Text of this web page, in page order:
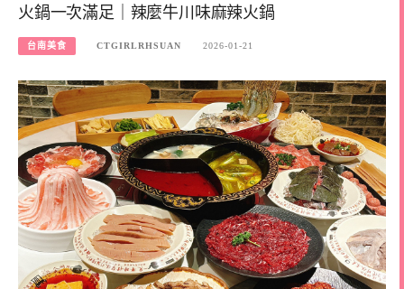
火鍋一次滿足｜辣麼牛川味麻辣火鍋
台南美食 CTGIRLRHSUAN 2026-01-21